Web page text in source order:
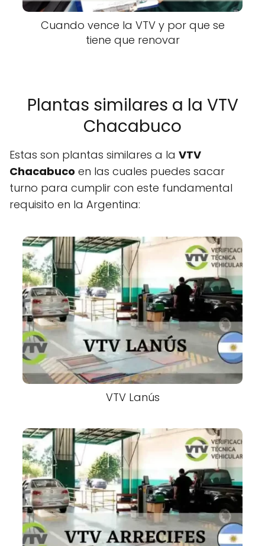
Cuando vence la VTV y por que se
tiene que renovar
Plantas similares a la VTV
Chacabuco
Estas son plantas similares a la VTV
Chacabuco en las cuales puedes sacar
turno para cumplir con este fundamental
requisito en la Argentina:
VTV Lanús